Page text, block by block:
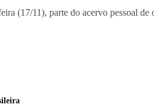
(17/11), parte do acervo pessoal